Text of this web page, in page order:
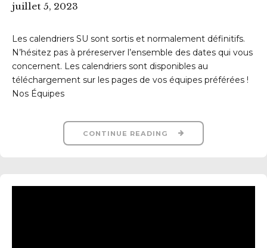
juillet 5, 2023
Les calendriers SU sont sortis et normalement définitifs.
N’hésitez pas à préreserver l’ensemble des dates qui vous
concernent. Les calendriers sont disponibles au
téléchargement sur les pages de vos équipes préférées !
Nos Équipes
CONTINUE READING